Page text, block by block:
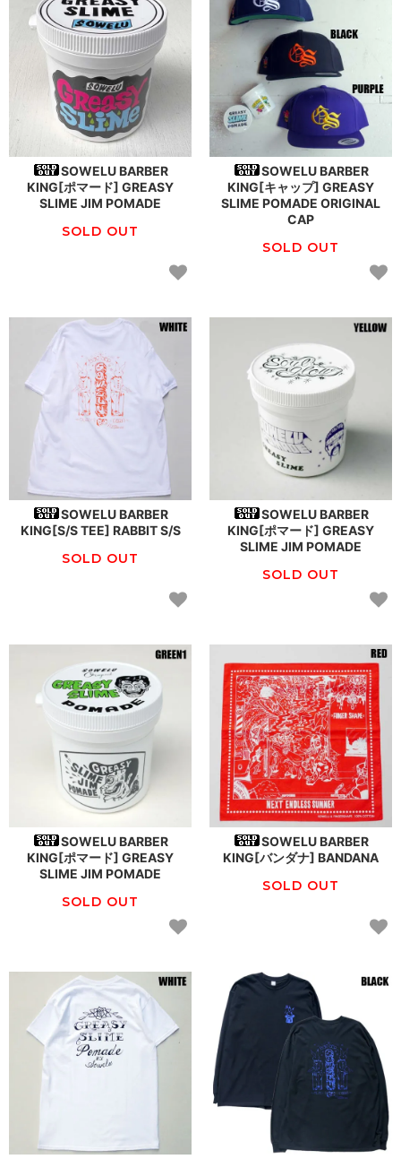
SOWELU BARBER
KING[ポマード] GREASY
SLIME JIM POMADE
SOLD OUT
SOWELU BARBER
KING[キャップ] GREASY
SLIME POMADE ORIGINAL
CAP
SOLD OUT
SOWELU BARBER
KING[S/S TEE] RABBIT S/S
SOLD OUT
SOWELU BARBER
KING[ポマード] GREASY
SLIME JIM POMADE
SOLD OUT
SOWELU BARBER
KING[ポマード] GREASY
SLIME JIM POMADE
SOLD OUT
SOWELU BARBER
KING[バンダナ] BANDANA
SOLD OUT